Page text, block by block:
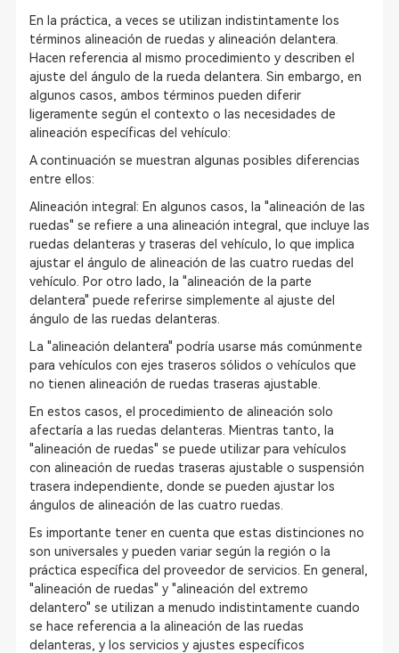
En la práctica, a veces se utilizan indistintamente los
términos alineación de ruedas y alineación delantera.
Hacen referencia al mismo procedimiento y describen el
ajuste del ángulo de la rueda delantera. Sin embargo, en
algunos casos, ambos términos pueden diferir
ligeramente según el contexto o las necesidades de
alineación específicas del vehículo:
A continuación se muestran algunas posibles diferencias
entre ellos:
Alineación integral: En algunos casos, la "alineación de las
ruedas" se refiere a una alineación integral, que incluye las
ruedas delanteras y traseras del vehículo, lo que implica
ajustar el ángulo de alineación de las cuatro ruedas del
vehículo. Por otro lado, la "alineación de la parte
delantera" puede referirse simplemente al ajuste del
ángulo de las ruedas delanteras.
La "alineación delantera" podría usarse más comúnmente
para vehículos con ejes traseros sólidos o vehículos que
no tienen alineación de ruedas traseras ajustable.
En estos casos, el procedimiento de alineación solo
afectaría a las ruedas delanteras. Mientras tanto, la
"alineación de ruedas" se puede utilizar para vehículos
con alineación de ruedas traseras ajustable o suspensión
trasera independiente, donde se pueden ajustar los
ángulos de alineación de las cuatro ruedas.
Es importante tener en cuenta que estas distinciones no
son universales y pueden variar según la región o la
práctica específica del proveedor de servicios. En general,
"alineación de ruedas" y "alineación del extremo
delantero" se utilizan a menudo indistintamente cuando
se hace referencia a la alineación de las ruedas
delanteras, y los servicios y ajustes específicos